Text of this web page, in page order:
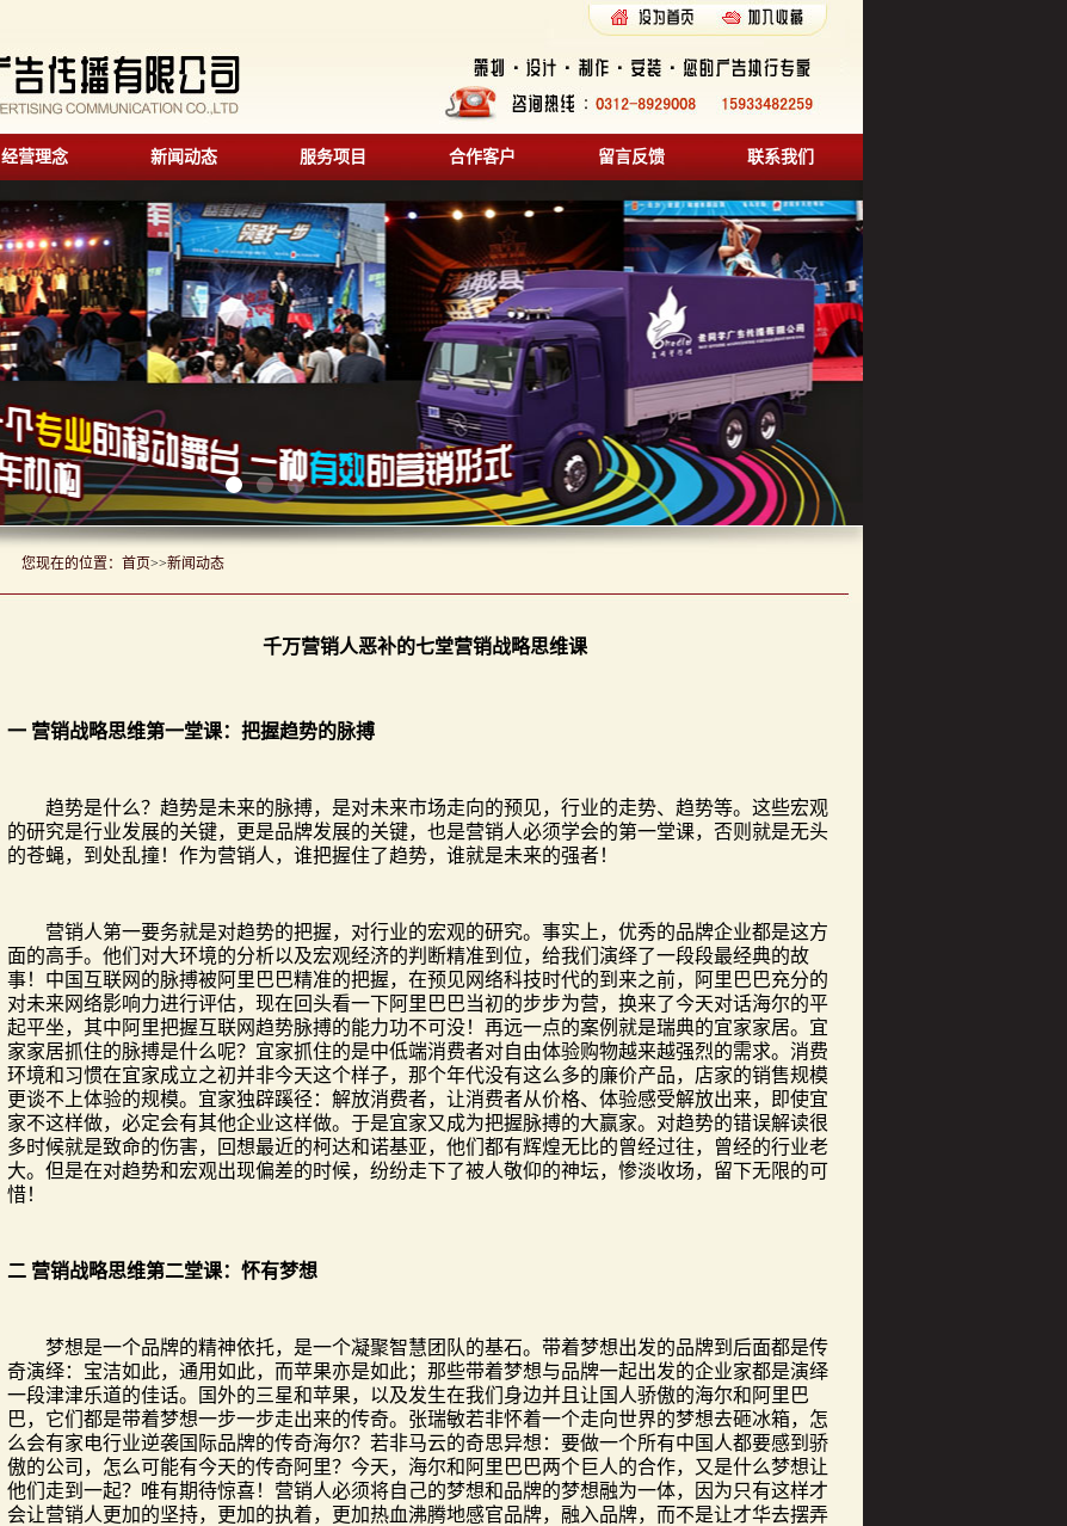
经营理念 新闻动态 服务项目 合作客户 留言反馈 联系我们
您现在的位置： 首页>>新闻动态
千万营销人恶补的七堂营销战略思维课
一 营销战略思维第一堂课：把握趋势的脉搏
趋势是什么？趋势是未来的脉搏，是对未来市场走向的预见，行业的走势、趋势等。这些宏观
的研究是行业发展的关键，更是品牌发展的关键，也是营销人必须学会的第一堂课，否则就是无头
的苍蝇，到处乱撞！作为营销人，谁把握住了趋势，谁就是未来的强者！
营销人第一要务就是对趋势的把握，对行业的宏观的研究。事实上，优秀的品牌企业都是这方
面的高手。他们对大环境的分析以及宏观经济的判断精准到位，给我们演绎了一段段最经典的故
事！中国互联网的脉搏被阿里巴巴精准的把握，在预见网络科技时代的到来之前，阿里巴巴充分的
对未来网络影响力进行评估，现在回头看一下阿里巴巴当初的步步为营，换来了今天对话海尔的平
起平坐，其中阿里把握互联网趋势脉搏的能力功不可没！再远一点的案例就是瑞典的宜家家居。宜
家家居抓住的脉搏是什么呢？宜家抓住的是中低端消费者对自由体验购物越来越强烈的需求。消费
环境和习惯在宜家成立之初并非今天这个样子，那个年代没有这么多的廉价产品，店家的销售规模
更谈不上体验的规模。宜家独辟蹊径：解放消费者，让消费者从价格、体验感受解放出来，即使宜
家不这样做，必定会有其他企业这样做。于是宜家又成为把握脉搏的大赢家。对趋势的错误解读很
多时候就是致命的伤害，回想最近的柯达和诺基亚，他们都有辉煌无比的曾经过往，曾经的行业老
大。但是在对趋势和宏观出现偏差的时候，纷纷走下了被人敬仰的神坛，惨淡收场，留下无限的可
惜！
二 营销战略思维第二堂课：怀有梦想
梦想是一个品牌的精神依托，是一个凝聚智慧团队的基石。带着梦想出发的品牌到后面都是传
奇演绎：宝洁如此，通用如此，而苹果亦是如此；那些带着梦想与品牌一起出发的企业家都是演绎
一段津津乐道的佳话。国外的三星和苹果，以及发生在我们身边并且让国人骄傲的海尔和阿里巴
巴，它们都是带着梦想一步一步走出来的传奇。张瑞敏若非怀着一个走向世界的梦想去砸冰箱，怎
么会有家电行业逆袭国际品牌的传奇海尔？若非马云的奇思异想：要做一个所有中国人都要感到骄
傲的公司，怎么可能有今天的传奇阿里？今天，海尔和阿里巴巴两个巨人的合作，又是什么梦想让
他们走到一起？唯有期待惊喜！营销人必须将自己的梦想和品牌的梦想融为一体，因为只有这样才
会让营销人更加的坚持，更加的执着，更加热血沸腾地感官品牌，融入品牌，而不是让才华去摆弄